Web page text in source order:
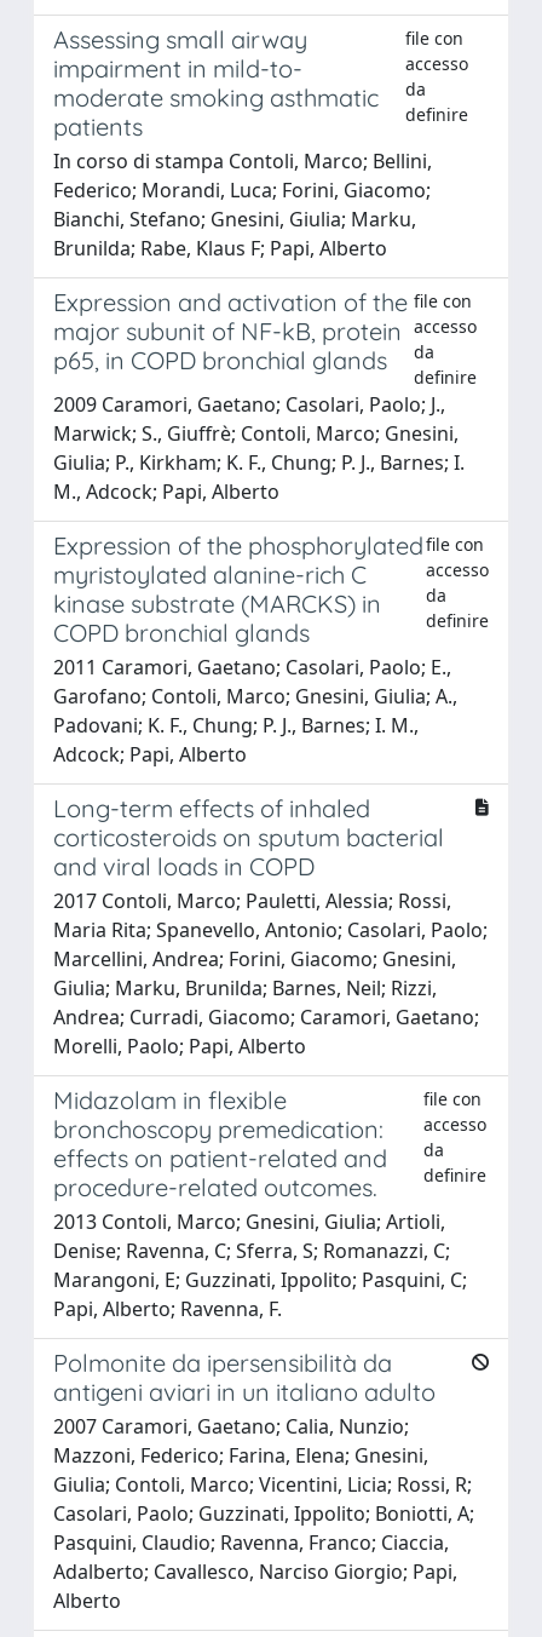
Assessing small airway
impairment in mild-to-
moderate smoking asthmatic
patients
file con
accesso
da
definire
In corso di stampa Contoli, Marco; Bellini,
Federico; Morandi, Luca; Forini, Giacomo;
Bianchi, Stefano; Gnesini, Giulia; Marku,
Brunilda; Rabe, Klaus F; Papi, Alberto
Expression and activation of the
major subunit of NF-kB, protein
p65, in COPD bronchial glands
file con
accesso
da
definire
2009 Caramori, Gaetano; Casolari, Paolo; J.,
Marwick; S., Giuffrè; Contoli, Marco; Gnesini,
Giulia; P., Kirkham; K. F., Chung; P. J., Barnes; I.
M., Adcock; Papi, Alberto
Expression of the phosphorylated
myristoylated alanine-rich C
kinase substrate (MARCKS) in
COPD bronchial glands
file con
accesso
da
definire
2011 Caramori, Gaetano; Casolari, Paolo; E.,
Garofano; Contoli, Marco; Gnesini, Giulia; A.,
Padovani; K. F., Chung; P. J., Barnes; I. M.,
Adcock; Papi, Alberto
Long-term effects of inhaled
corticosteroids on sputum bacterial
and viral loads in COPD
2017 Contoli, Marco; Pauletti, Alessia; Rossi,
Maria Rita; Spanevello, Antonio; Casolari, Paolo;
Marcellini, Andrea; Forini, Giacomo; Gnesini,
Giulia; Marku, Brunilda; Barnes, Neil; Rizzi,
Andrea; Curradi, Giacomo; Caramori, Gaetano;
Morelli, Paolo; Papi, Alberto
Midazolam in flexible
bronchoscopy premedication:
effects on patient-related and
procedure-related outcomes.
file con
accesso
da
definire
2013 Contoli, Marco; Gnesini, Giulia; Artioli,
Denise; Ravenna, C; Sferra, S; Romanazzi, C;
Marangoni, E; Guzzinati, Ippolito; Pasquini, C;
Papi, Alberto; Ravenna, F.
Polmonite da ipersensibilità da
antigeni aviari in un italiano adulto
2007 Caramori, Gaetano; Calia, Nunzio;
Mazzoni, Federico; Farina, Elena; Gnesini,
Giulia; Contoli, Marco; Vicentini, Licia; Rossi, R;
Casolari, Paolo; Guzzinati, Ippolito; Boniotti, A;
Pasquini, Claudio; Ravenna, Franco; Ciaccia,
Adalberto; Cavallesco, Narciso Giorgio; Papi,
Alberto